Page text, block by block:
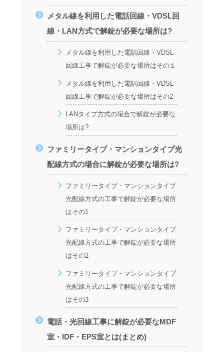
メタル線を利用した電話回線・VDSL回
線・LAN方式で解錠が必要な場所は?
メタル線を利用した電話回線・VDSL
回線工事で解錠が必要な場所はその１
メタル線を利用した電話回線・VDSL
回線工事で解錠が必要な場所はその2
LANタイプ方式の場合で解錠が必要な
場所は?
ファミリータイプ・マンションタイプ光
配線方式の場合に解錠が必要な場所は?
ファミリータイプ・マンションタイプ
光配線方式の工事で解錠が必要な場所
はその1
ファミリータイプ・マンションタイプ
光配線方式の工事で解錠が必要な場所
はその2
ファミリータイプ・マンションタイプ
光配線方式の工事で解錠が必要な場所
はその3
電話・光回線工事に解錠が必要なMDF
室・IDF・EPS室とは(まとめ)